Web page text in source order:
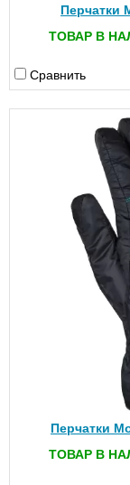
Перчатки
ТОВАР В
Сравнить
Перчатки
ТОВАР В